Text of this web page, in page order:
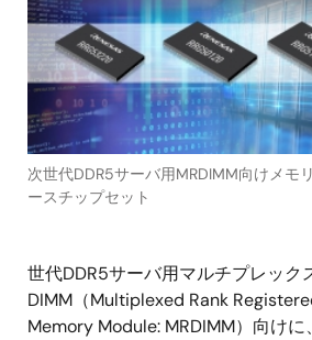
次世代DDR5サーバ用MRDIMM向けメモ
ースチップセット
世代DDR5サーバ用マルチプレック
DIMM（Multiplexed Rank
Memory Module: MRDIMM）向け